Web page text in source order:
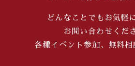
どんなことでもお気軽
お問い合わせくだ
各種イベント参加、無料